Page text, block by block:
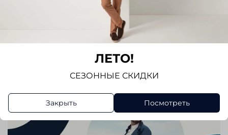
ЛЕТО!
СЕЗОННЫЕ СКИДКИ
Закрыть Посмотреть